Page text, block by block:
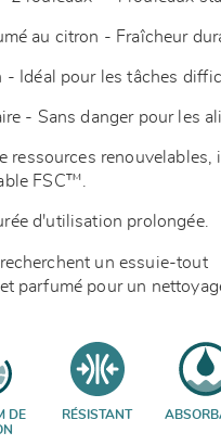
au citron - Fraîcheur
- Idéal pour les tâches
- Sans danger pour les
ressources renouvelables,
FSC™.
d'utilisation prolongée.
un essuie-tout
parfumé pour un
DE
RÉSISTANT